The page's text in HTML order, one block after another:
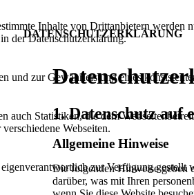
DATEN­SCHUTZ­ERKLÄRUNG
Inhalte von Drittanbietern
der Datenschutzerklärung.
zur Gewährleistung eines
Statistiken, die dem
Webseiten.
zur Verfügung